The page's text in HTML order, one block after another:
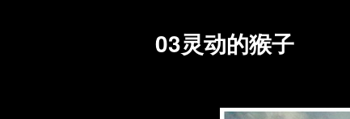
03灵动的猴子